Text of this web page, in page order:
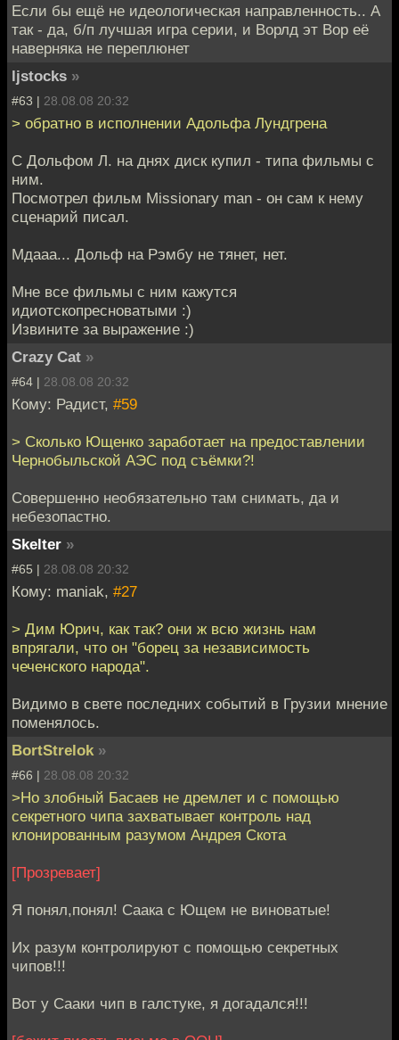
Если бы ещё не идеологическая направленность.. А
так - да, б/п лучшая игра серии, и Ворлд эт Вор её
наверняка не переплюнет
ljstocks »
#63 | 28.08.08 20:32
> обратно в исполнении Адольфа Лундгрена
С Дольфом Л. на днях диск купил - типа фильмы с
ним.
Посмотрел фильм Missionary man - он сам к нему
сценарий писал.
Мдааа... Дольф на Рэмбу не тянет, нет.
Мне все фильмы с ним кажутся
идиотскопресноватыми :)
Извините за выражение :)
Crazy Cat »
#64 | 28.08.08 20:32
Кому: Радист, #59
> Сколько Ющенко заработает на предоставлении
Чернобыльской АЭС под съёмки?!
Совершенно необязательно там снимать, да и
небезопастно.
Skelter »
#65 | 28.08.08 20:32
Кому: maniak, #27
> Дим Юрич, как так? они ж всю жизнь нам
впрягали, что он "борец за независимость
чеченского народа".
Видимо в свете последних событий в Грузии мнение
поменялось.
BortStrelok »
#66 | 28.08.08 20:32
>Но злобный Басаев не дремлет и с помощью
секретного чипа захватывает контроль над
клонированным разумом Андрея Скота
[Прозревает]
Я понял,понял! Саака с Ющем не виноватые!
Их разум контролируют с помощью секретных
чипов!!!
Вот у Сааки чип в галстуке, я догадался!!!